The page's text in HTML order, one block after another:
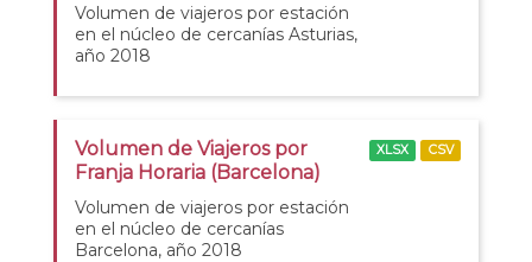
Volumen de viajeros por estación
en el núcleo de cercanías Asturias,
año 2018
Volumen de Viajeros por
Franja Horaria (Barcelona)
Volumen de viajeros por estación
en el núcleo de cercanías
Barcelona, año 2018
XLSX CSV